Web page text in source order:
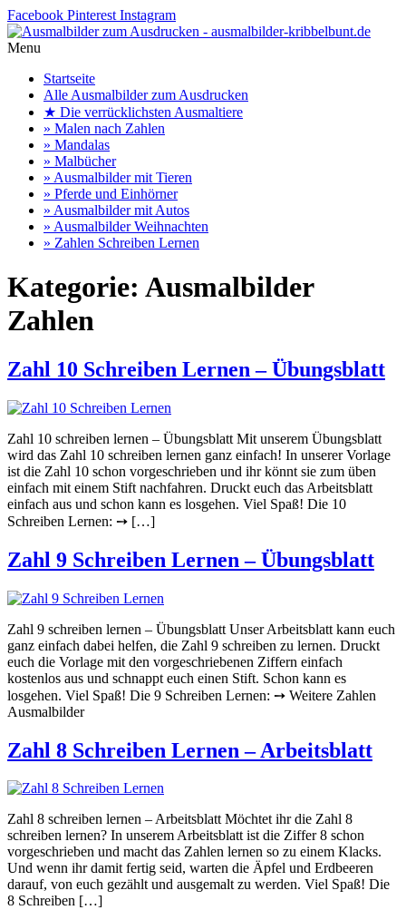
Facebook Pinterest Instagram
Menu
Startseite
Alle Ausmalbilder zum Ausdrucken
★ Die verrücklichsten Ausmaltiere
» Malen nach Zahlen
» Mandalas
» Malbücher
» Ausmalbilder mit Tieren
» Pferde und Einhörner
» Ausmalbilder mit Autos
» Ausmalbilder Weihnachten
» Zahlen Schreiben Lernen
Kategorie: Ausmalbilder
Zahlen
Zahl 10 Schreiben Lernen – Übungsblatt
Zahl 10 schreiben lernen – Übungsblatt Mit unserem Übungsblatt
wird das Zahl 10 schreiben lernen ganz einfach! In unserer Vorlage
ist die Zahl 10 schon vorgeschrieben und ihr könnt sie zum üben
einfach mit einem Stift nachfahren. Druckt euch das Arbeitsblatt
einfach aus und schon kann es losgehen. Viel Spaß! Die 10
Schreiben Lernen: ➙ […]
Zahl 9 Schreiben Lernen – Übungsblatt
Zahl 9 schreiben lernen – Übungsblatt Unser Arbeitsblatt kann euch
ganz einfach dabei helfen, die Zahl 9 schreiben zu lernen. Druckt
euch die Vorlage mit den vorgeschriebenen Ziffern einfach
kostenlos aus und schnappt euch einen Stift. Schon kann es
losgehen. Viel Spaß! Die 9 Schreiben Lernen: ➙ Weitere Zahlen
Ausmalbilder
Zahl 8 Schreiben Lernen – Arbeitsblatt
Zahl 8 schreiben lernen – Arbeitsblatt Möchtet ihr die Zahl 8
schreiben lernen? In unserem Arbeitsblatt ist die Ziffer 8 schon
vorgeschrieben und macht das Zahlen lernen so zu einem Klacks.
Und wenn ihr damit fertig seid, warten die Äpfel und Erdbeeren
darauf, von euch gezählt und ausgemalt zu werden. Viel Spaß! Die
8 Schreiben […]